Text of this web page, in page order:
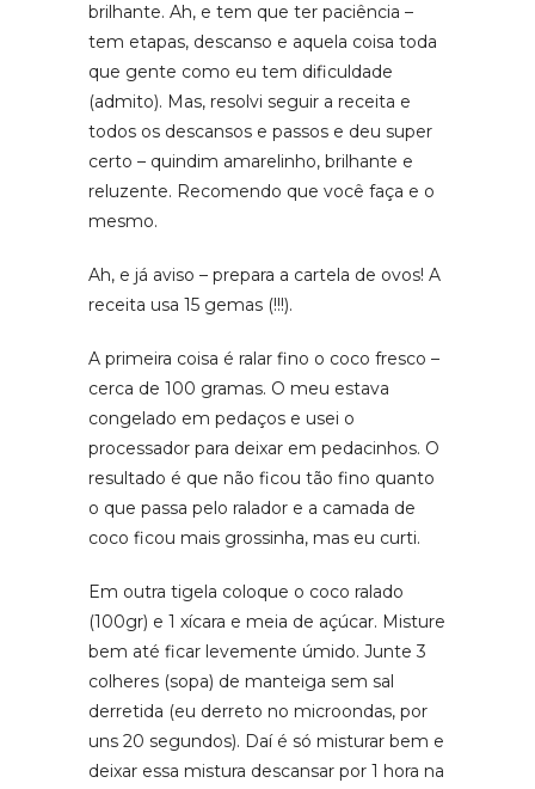
brilhante. Ah, e tem que ter paciência –
tem etapas, descanso e aquela coisa toda
que gente como eu tem dificuldade
(admito). Mas, resolvi seguir a receita e
todos os descansos e passos e deu super
certo – quindim amarelinho, brilhante e
reluzente. Recomendo que você faça e o
mesmo.
Ah, e já aviso – prepara a cartela de ovos! A
receita usa 15 gemas (!!!).
A primeira coisa é ralar fino o coco fresco –
cerca de 100 gramas. O meu estava
congelado em pedaços e usei o
processador para deixar em pedacinhos. O
resultado é que não ficou tão fino quanto
o que passa pelo ralador e a camada de
coco ficou mais grossinha, mas eu curti.
Em outra tigela coloque o coco ralado
(100gr) e 1 xícara e meia de açúcar. Misture
bem até ficar levemente úmido. Junte 3
colheres (sopa) de manteiga sem sal
derretida (eu derreto no microondas, por
uns 20 segundos). Daí é só misturar bem e
deixar essa mistura descansar por 1 hora na